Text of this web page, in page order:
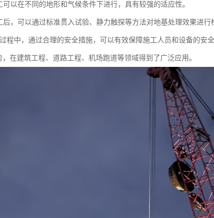
以在不同的地形和气候条件下进行，具有较强的适应性。
，可以通过标准贯入试验、静力触探等方法对地基处理效果进行
程中，通过合理的安全措施，可以有效保障施工人员和设备的安全
在建筑工程、道路工程、机场跑道等领域得到了广泛应用。